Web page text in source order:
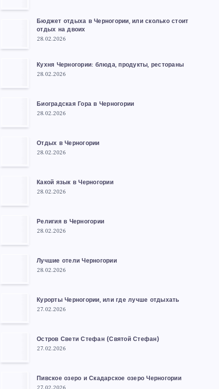
Бюджет отдыха в Черногории, или сколько стоит
отдых на двоих
28.02.2026
Кухня Черногории: блюда, продукты, рестораны
28.02.2026
Биоградская Гора в Черногории
28.02.2026
Отдых в Черногории
28.02.2026
Какой язык в Черногории
28.02.2026
Религия в Черногории
28.02.2026
Лучшие отели Черногории
28.02.2026
Курорты Черногории, или где лучше отдыхать
27.02.2026
Остров Свети Стефан (Святой Стефан)
27.02.2026
Пивское озеро и Скадарское озеро Черногории